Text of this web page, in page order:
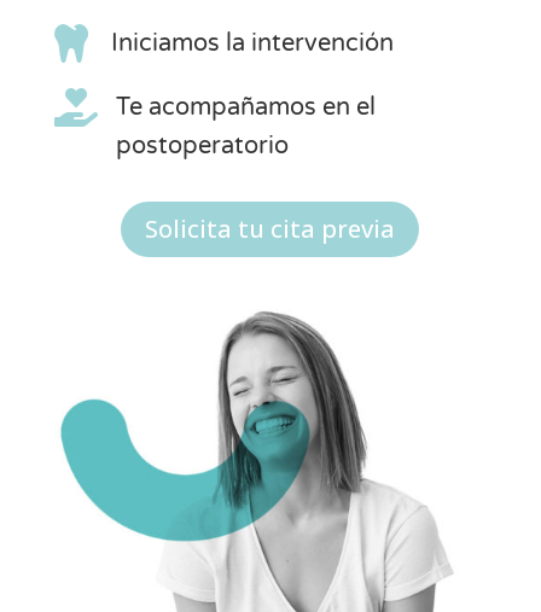
 Iniciamos la intervención

Te acompañamos en el
postoperatorio
Solicita tu cita previa